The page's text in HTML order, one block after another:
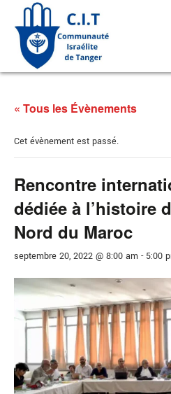
« Tous les Évènements
Cet évènement est passé.
Rencontre
dédiée à l’histoire
Nord du Maroc
septembre 20, 2022 @ 8:00 am - 5:00